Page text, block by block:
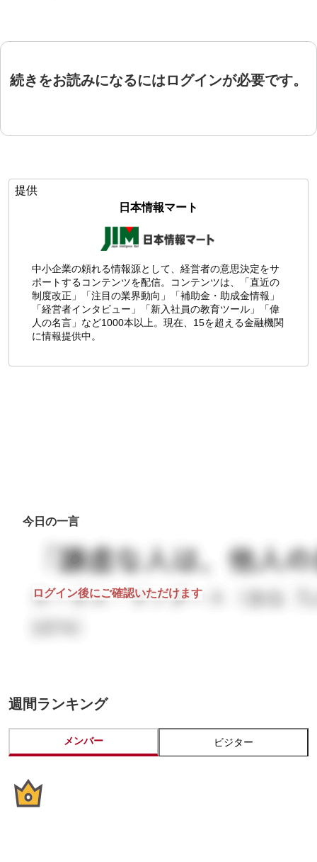
続きをお読みになるにはログインが必要です。
提供
日本情報マート
中小企業の頼れる情報源として、経営者の意思決定をサ
ポートするコンテンツを配信。コンテンツは、「直近の
制度改正」「注目の業界動向」「補助金・助成金情報」
「経営者インタビュー」「新入社員の教育ツール」「偉
人の名言」など1000本以上。現在、15を超える金融機関
に情報提供中。
今日の一言
ログイン後にご確認いただけます
週間ランキング
メンバー ビジター